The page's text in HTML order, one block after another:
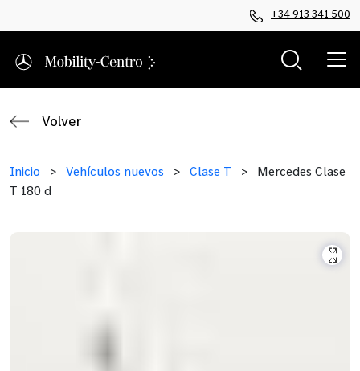
+34 913 341 500
Volver
Inicio > Vehículos nuevos > Clase T >
Mercedes Clase
T 180 d